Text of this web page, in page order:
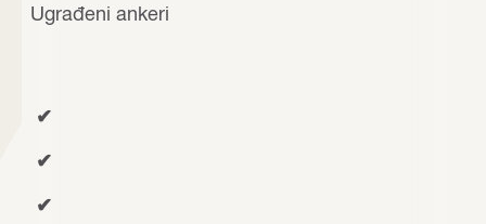
Ugrađeni ankeri
✔
✔
✔